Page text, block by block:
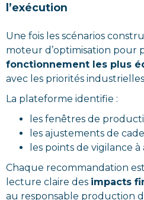
l’exécution
Une fois les scénarios
moteur d’optimisation pour
fonctionnement les plus
avec les priorités
La plateforme identifie :
les fenêtres de
les ajustements de
les points de vigilance à
Chaque recommandation
lecture claire des impacts
au responsable production